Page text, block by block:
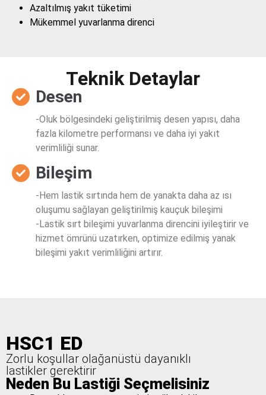
Azaltılmış yakıt tüketimi
Mükemmel yuvarlanma direnci
Teknik Detaylar
Desen
-Oluk bölgesindeki geliştirilmiş desen yapısı, daha
fazla kilometre performansı ve daha iyi yakıt
verimliliği sunar.
Bileşim
-Hem lastik sırtında hem de yanakta daha az ısı
oluşumu sağlayan geliştirilmiş kauçuk bileşimi
-Lastik sırt bileşimi yuvarlanma direncini iyileştirir ve
hizmet ömrünü uzatırken, optimize edilmiş yanak
bileşimi yakıt verimliliğini artırır.
HSC1 ED
Zorlu koşullar olağanüstü dayanıklı
lastikler gerektirir
Neden Bu Lastiği Seçmelisiniz